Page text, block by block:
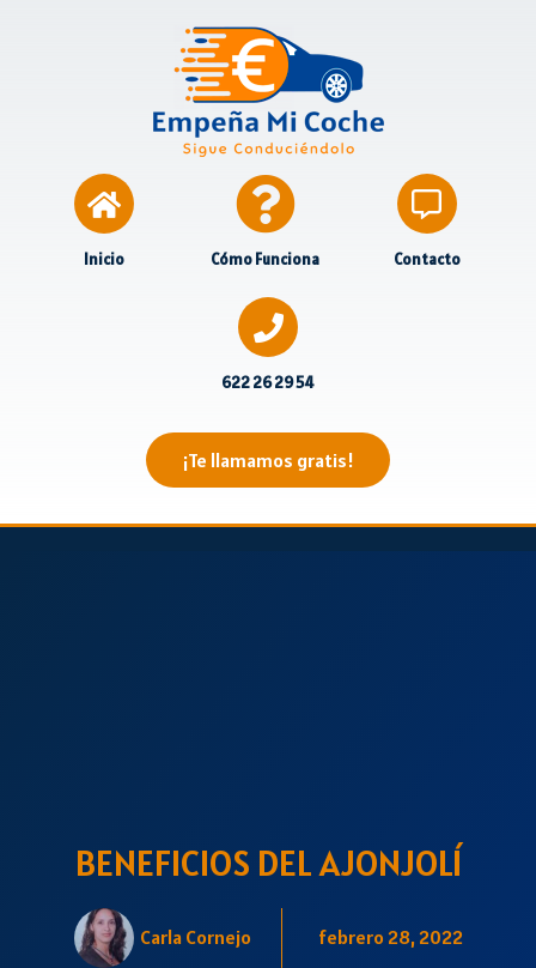
Inicio Cómo Funciona Contacto
622 26 29 54
¡Te llamamos gratis!
BENEFICIOS DEL AJONJOLÍ
Carla Cornejo febrero 28, 2022